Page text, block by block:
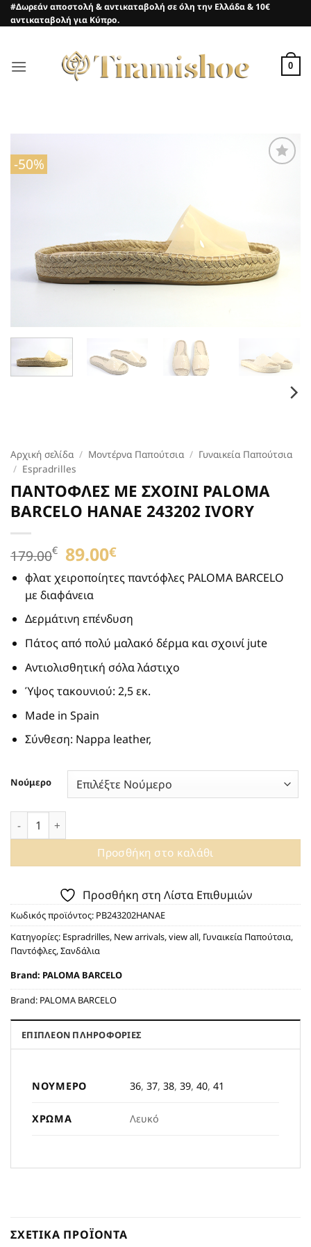
Μετάβαση
στο
#Δωρεάν αποστολή & αντικαταβολή σε όλη την Ελλάδα & 10€
αντικαταβολή για Κύπρο.
0
-50%
Αρχική σελίδα / Μοντέρνα Παπούτσια / Γυναικεία Παπούτσια
/ Espradrilles
ΠΑΝΤΟΦΛΕΣ ΜΕ ΣΧΟΙΝΙ PALOMA
BARCELO HANAE 243202 IVORY
179.00€ Original
price
was:
179.00€.
89.00€Η
τιμή
φλατ χειροποίητες παντόφλες PALOMA BARCELO
με διαφάνεια
Δερμάτινη επένδυση
Πάτος από πολύ μαλακό δέρμα και σχοινί jute
Αντιολισθητική σόλα λάστιχο
Ύψος τακουνιού: 2,5 εκ.
Made in Spain
Σύνθεση: Nappa leather,
Νούμερο
ΠΑΝΤΟΦΛΕΣ ΜΕ ΣΧΟΙΝΙ PALOMA BARCELO HANAE 243202
Προσθήκη στο καλάθι
Προσθήκη στη Λίστα Επιθυμιών
Κωδικός προϊόντος: PB243202HANAE
Κατηγορίες: Espradrilles, New arrivals,view all, Γυναικεία Παπούτσια,
Παντόφλες,Σανδάλια
Brand: PALOMA BARCELO
Brand: PALOMA BARCELO
ΕΠΙΠΛΈΟΝ ΠΛΗΡΟΦΟΡΊΕΣ
ΝΟΎΜΕΡΟ 36,37,38,39,40,41
ΧΡΏΜΑ Λευκό
ΣΧΕΤΙΚΆ ΠΡΟΪΌΝΤΑ